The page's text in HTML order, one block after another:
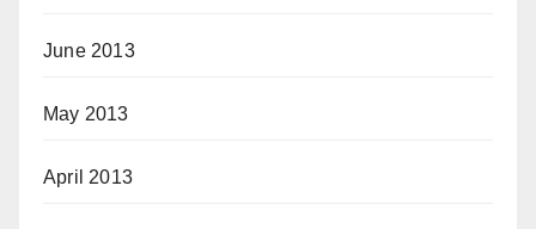
June 2013
May 2013
April 2013